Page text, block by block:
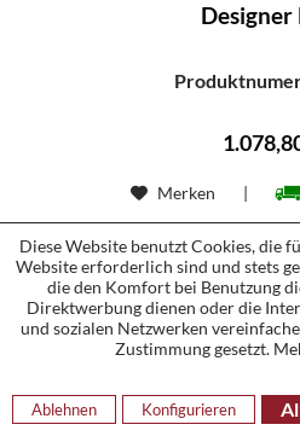
Designer
Merken |
1 2
Seite2
Ein jener Rückzugsort im Zuhause
Diese Website benutzt Cookies, die
Website erforderlich sind und stets
die den Komfort bei Benutzung
Direktwerbung dienen oder die
und sozialen Netzwerken
Zustimmung gesetzt.
Ablehnen Konfigurieren